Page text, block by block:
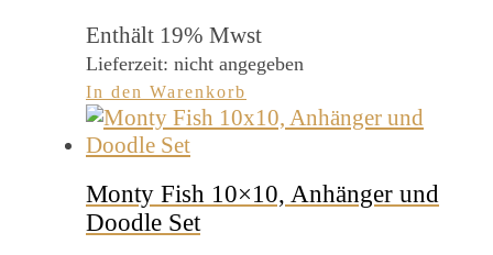
Enthält 19% Mwst
Lieferzeit: nicht angegeben
In den Warenkorb
Monty Fish 10×10, Anhänger und
Doodle Set